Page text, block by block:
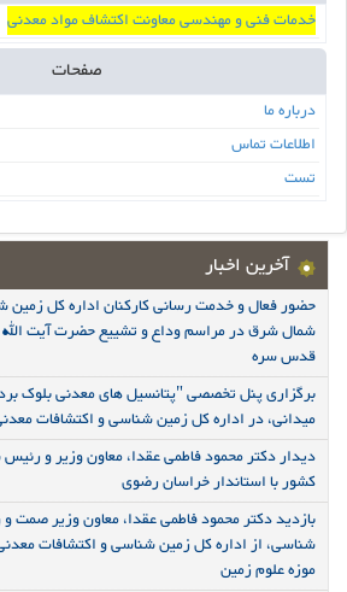
خدمات فنی و مهندسی معاونت اکتشاف مواد معدنی
صفحات
درباره ما
اطلاعات تماس
تست
آخرین اخبار
حضور فعال و خدمت رسانی کارکنان اداره کل زمین
شمال شرق در مراسم وداع و تشییع حضرت آیت
قدس سره
برگزاری پنل تخصصی "پتانسیل های معدنی بلوک
میدانی، در اداره کل زمین شناسی و اکتشافات
دیدار دکتر محمود فاطمی عقدا، معاون وزیر و
کشور با استاندار خراسان رضوی
بازدید دکتر محمود فاطمی عقدا، معاون وزیر صمت
شناسی، از اداره کل زمین شناسی و اکتشافات
موزه علوم زمین